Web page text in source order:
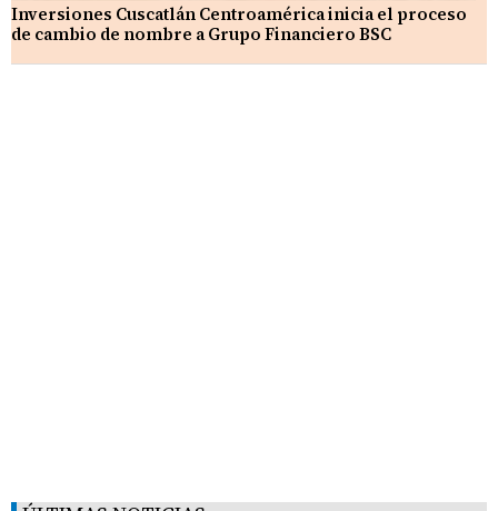
Inversiones Cuscatlán Centroamérica inicia el proceso
de cambio de nombre a Grupo Financiero BSC